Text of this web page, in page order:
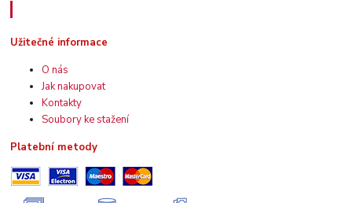
Užitečné informace
O nás
Jak nakupovat
Kontakty
Soubory ke stažení
Platební metody